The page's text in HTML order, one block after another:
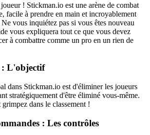
! Stickman.io est une arène de combat
facile à prendre en main et incroyablement
vous inquiétez pas si vous êtes nouveau
vous expliquera tout ce que vous devez
à combattre comme un pro en un rien de
: L'objectif
dans Stickman.io est d'éliminer les joueurs
stratégiquement d'être éliminé vous-même.
dans le classement !
: Les contrôles